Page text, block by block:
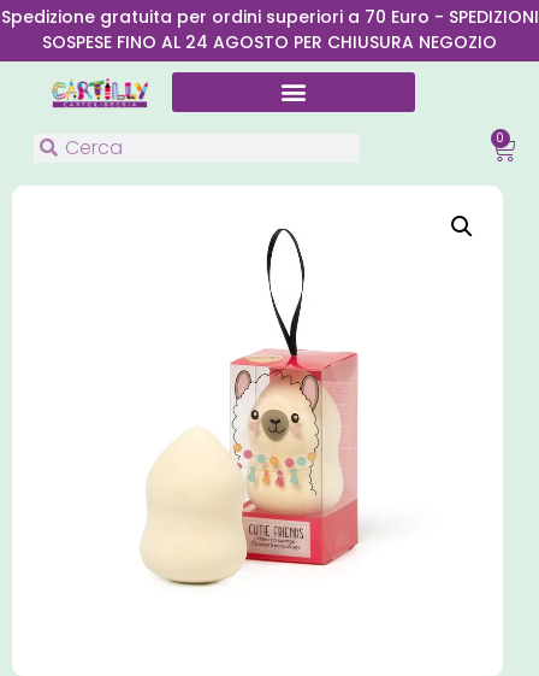
Spedizione gratuita per ordini superiori a 70 Euro - SPEDIZIONI
SOSPESE FINO AL 24 AGOSTO PER CHIUSURA NEGOZIO
0